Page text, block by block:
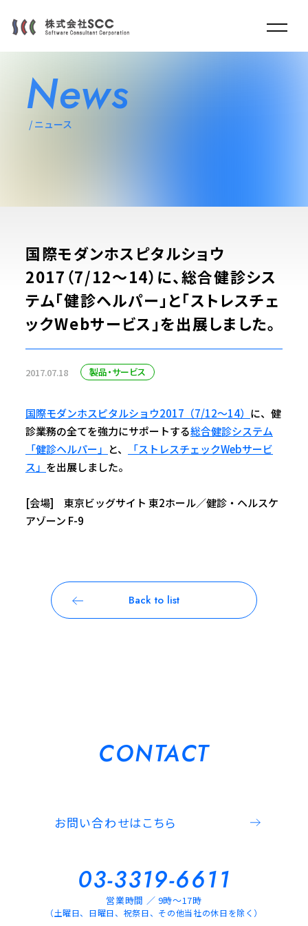
News
ニュース
国際モダンホスピタルショウ
2017（7/12～14）に、総合健診シス
テム「健診ヘルパー」と「ストレスチェ
ックWebサービス」を出展しました。
2017.07.18 製品・サービス
国際モダンホスピタルショウ2017（7/12～14） に、健
診業務の全てを強力にサポートする総合健診システム
「健診ヘルパー」 と、
「ストレスチェックWebサービ
ス」 を出展しました。
[会場] 東京ビッグサイト 東2ホール／健診・ヘルスケ
アゾーン F-9
Back to list
CONTACT
お問い合わせはこちら
03-3319-6611
営業時間 ／ 9時～17時
（土曜日、日曜日、祝祭日、その他当社の休日を除く）